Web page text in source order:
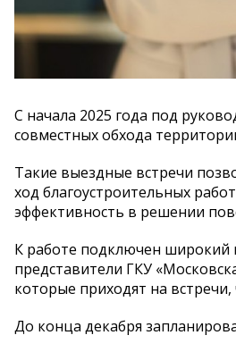
С начала 2025 года под
совместных обхода
Такие выездные встречи
ход благоустроительных
эффективность в решении
К работе подключен широкий
представители ГКУ
которые приходят на
До конца декабря